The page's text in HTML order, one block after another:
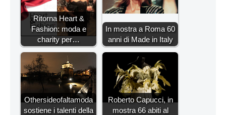
Ritorna Heart &
Fashion: moda e
charity per…
In mostra a Roma 60
anni di Made in Italy
Othersideofaltamoda
sostiene i talenti della
Roberto Capucci, in
mostra 66 abiti al